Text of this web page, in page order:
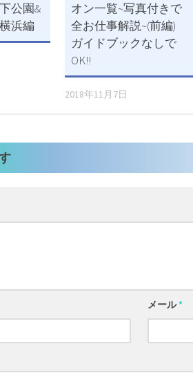
公園&
浜編
オン一覧~写真付きで
全お仕事解説~(前編)
ガイドブックなしで
OK!!
2018年11月7日
メール*